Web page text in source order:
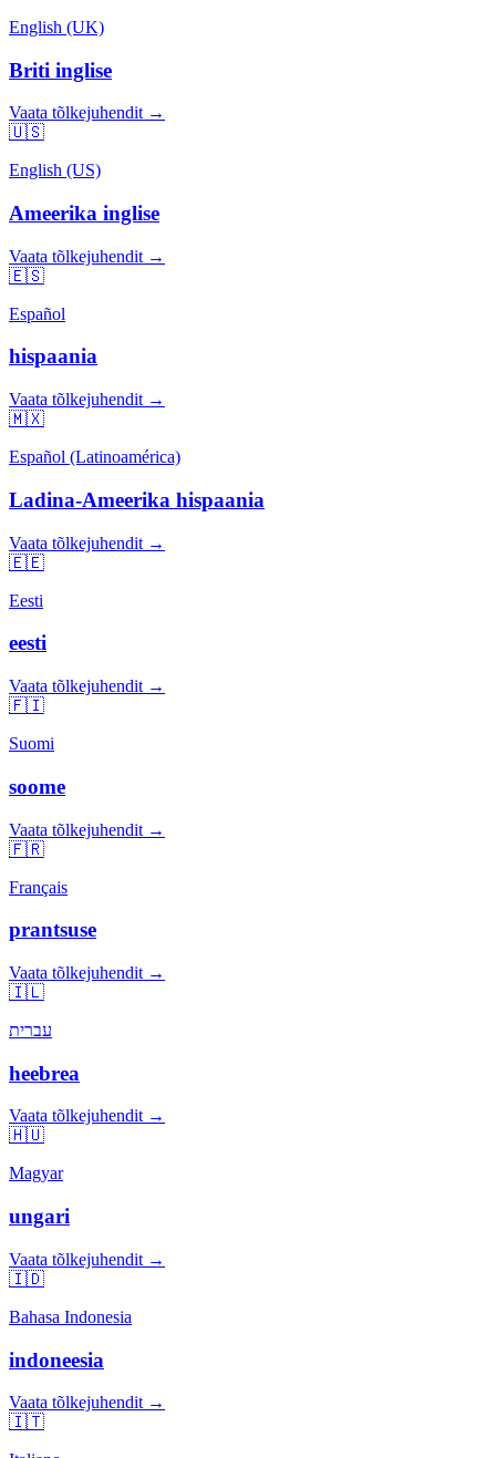
English (UK)
Briti inglise
Vaata tõlkejuhendit →
🇺🇸
English (US)
Ameerika inglise
Vaata tõlkejuhendit →
🇪🇸
Español
hispaania
Vaata tõlkejuhendit →
🇲🇽
Español (Latinoamérica)
Ladina-Ameerika hispaania
Vaata tõlkejuhendit →
🇪🇪
Eesti
eesti
Vaata tõlkejuhendit →
🇫🇮
Suomi
soome
Vaata tõlkejuhendit →
🇫🇷
Français
prantsuse
Vaata tõlkejuhendit →
🇮🇱
עברית
heebrea
Vaata tõlkejuhendit →
🇭🇺
Magyar
ungari
Vaata tõlkejuhendit →
🇮🇩
Bahasa Indonesia
indoneesia
Vaata tõlkejuhendit →
🇮🇹